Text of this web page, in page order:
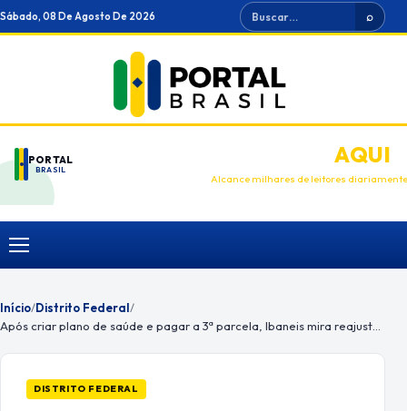
Ir
para
Sábado, 08 De Agosto De 2026 Buscar ⌕
PORTAL
BRASIL
ANUNCIEAQUI
Alcance milhares de leitores diariamente
Menu
Início/Distrito Federal/
DISTRITO FEDERAL